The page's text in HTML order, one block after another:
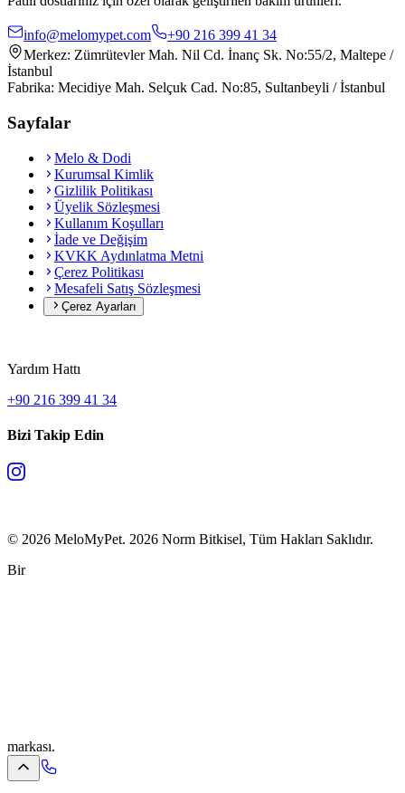
info@melomypet.com
+90 216 399 41 34
Merkez: Zümrütevler Mah. Nil Cd. İnanç Sk. No:55/2, Maltepe /
İstanbul
Fabrika: Mecidiye Mah. Selçuk Cad. No:85, Sultanbeyli / İstanbul
Sayfalar
Melo & Dodi
Kurumsal Kimlik
Gizlilik Politikası
Üyelik Sözleşmesi
Kullanım Koşulları
İade ve Değişim
KVKK Aydınlatma Metni
Çerez Politikası
Mesafeli Satış Sözleşmesi
Çerez Ayarları
Yardım Hattı
+90 216 399 41 34
Bizi Takip Edin
© 2026 MeloMyPet. 2026 Norm Bitkisel, Tüm Hakları Saklıdır.
Bir
markası.